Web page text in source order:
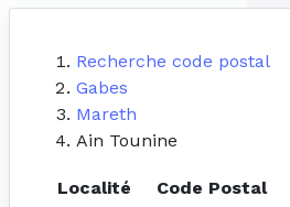
Recherche code postal
Gabes
Mareth
Ain Tounine
Localité
Code Postal